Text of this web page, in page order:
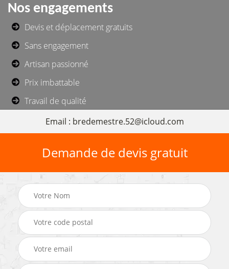
Nos engagements
Devis et déplacement gratuits
Sans engagement
Artisan passionné
Prix imbattable
Travail de qualité
Email : bredemestre.52@icloud.com
Demande de devis gratuit